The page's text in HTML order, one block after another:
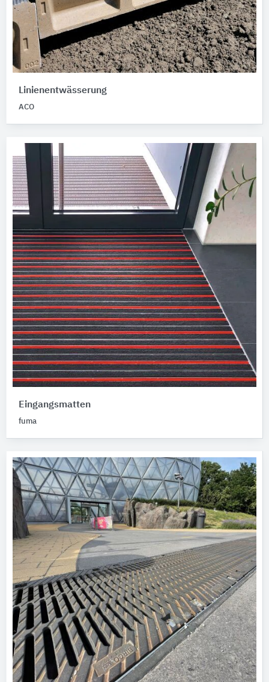
Linienentwässerung
ACO
Eingangsmatten
fuma